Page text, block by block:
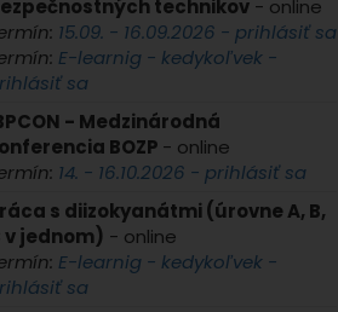
technikov- online
15.09. - 16.09.2026 - prihlásiť sa
E-learnig - kedykoľvek -
sa
- Medzinárodná
BOZP - online
14. - 16.10.2026 - prihlásiť sa
s diizokyanátmi (úrovne A, B,
v jednom) - online
E-learnig - kedykoľvek -
sa